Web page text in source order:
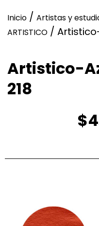
Inicio / Artistas y
ARTISTICO /
Artistico-
218
$